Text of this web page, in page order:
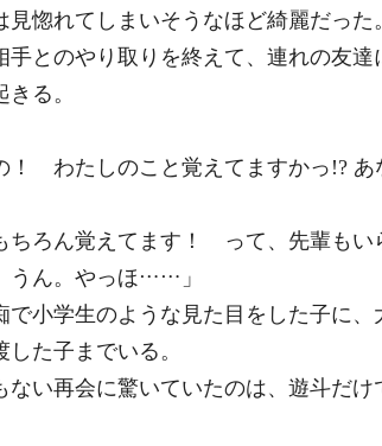
見惚れてしまいそうなほど綺麗だった。
とのやり取りを終えて、連れの友達
る。
！ わたしのこと覚えてますかっ!?
ちろん覚えてます！ って、先輩もい
うん。やっほ……」
小学生のような見た目をした子に、
した子までいる。
い再会に驚いていたのは、遊斗だけ